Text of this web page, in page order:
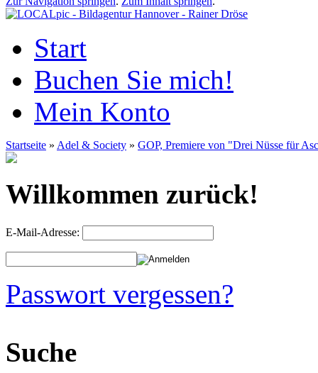
Start
Buchen Sie mich!
Mein Konto
Startseite » Adel & Society » GOP, Premiere von "Drei Nüsse für
Willkommen zurück!
E-Mail-Adresse:
Passwort vergessen?
Suche